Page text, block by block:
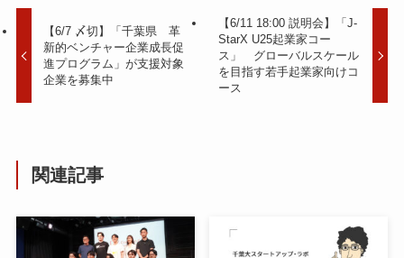
【6/7 〆切】「千葉県 革
新的ベンチャー企業成長促
進プログラム」が支援対象
企業を募集中
【6/11 18:00 説明会】「J-
StarX U25起業家コー
ス」 グローバルスケール
を目指す若手起業家向けコ
ース
関連記事